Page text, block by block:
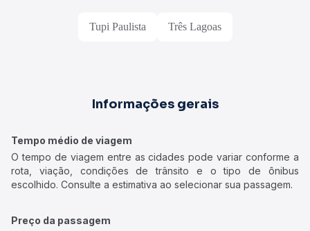
Tupi Paulista Três Lagoas
Informações gerais
Tempo médio de viagem
O tempo de viagem entre as cidades pode variar conforme a
rota, viação, condições de trânsito e o tipo de ônibus
escolhido. Consulte a estimativa ao selecionar sua passagem.
Preço da passagem